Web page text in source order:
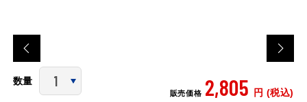
数量
販売価格 2,805 円 (税込)